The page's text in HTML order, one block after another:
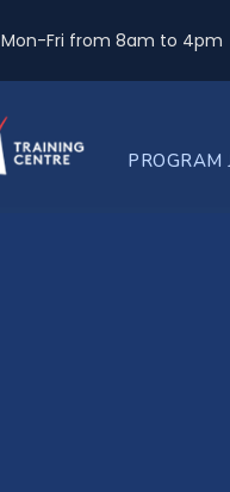
Mon-Fri from 8am to 4pm
PROGRAM